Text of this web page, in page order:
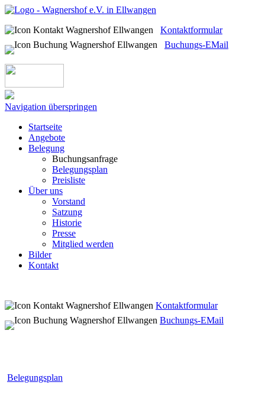
Kontaktformular
Buchungs-EMail
Navigation überspringen
Startseite
Angebote
Belegung
Buchungsanfrage
Belegungsplan
Preisliste
Über uns
Vorstand
Satzung
Historie
Presse
Mitglied werden
Bilder
Kontakt
Kontaktformular
Buchungs-EMail
Belegungsplan